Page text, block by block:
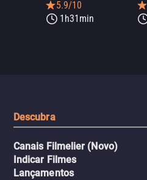
5.9/10
1h31min
Descubra
Canais Filmelier (Novo)
Indicar Filmes
Lançamentos